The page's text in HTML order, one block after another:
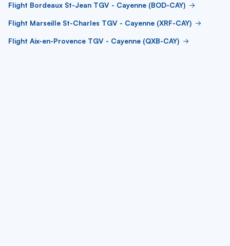
Flight Bordeaux St-Jean TGV - Cayenne (BOD-CAY)
Flight Marseille St-Charles TGV - Cayenne (XRF-CAY)
Flight Aix-en-Provence TGV - Cayenne (QXB-CAY)